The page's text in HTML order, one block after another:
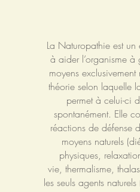
La Naturopathie est
à aider l’organisme à
moyens
théorie selon laquelle
permet à celui-ci
spontanément. Elle
réactions de défense
moyens naturels
physiques,
vie, thermalisme,
les seuls agents